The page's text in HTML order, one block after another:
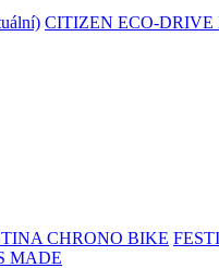
CITIZEN ECO-
CHRONO BIKE
MADE